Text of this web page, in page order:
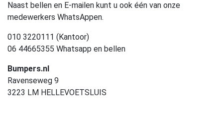
Naast bellen en E-mailen kunt u ook één van onze
medewerkers WhatsAppen.
010 3220111 (Kantoor)
06 44665355 Whatsapp en bellen
Bumpers.nl
Ravenseweg 9
3223 LM HELLEVOETSLUIS